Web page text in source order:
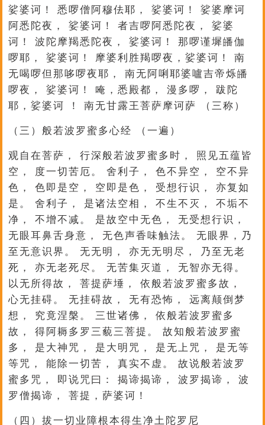
娑婆诃！ 悉啰僧阿穆佉耶， 娑婆诃！ 娑婆摩诃
阿悉陀夜， 娑婆诃！ 者吉啰阿悉陀夜， 娑婆
诃！ 波陀摩羯悉陀夜， 娑婆诃！ 那啰谨墀皤伽
啰耶， 娑婆诃！ 摩婆利胜羯啰夜，娑婆诃！ 南
无喝啰但那哆啰夜耶， 南无阿唎耶婆嚧吉帝烁皤
啰夜， 娑婆诃！ 唵，悉殿都， 漫多啰， 跋陀
耶，娑婆诃 ！ 南无甘露王菩萨摩诃萨 （三称）
（三）般若波罗蜜多心经 （一遍）
观自在菩萨， 行深般若波罗蜜多时， 照见五蕴皆
空， 度一切苦厄。 舍利子， 色不异空， 空不异
色， 色即是空， 空即是色， 受想行识， 亦复如
是。 舍利子， 是诸法空相， 不生不灭， 不垢不
净， 不增不减。 是故空中无色， 无受想行识，
无眼耳鼻舌身意， 无色声香味触法。 无眼界，乃
至无意识界。 无无明， 亦无无明尽， 乃至无老
死， 亦无老死尽。 无苦集灭道， 无智亦无得。
以无所得故， 菩提萨埵， 依般若波罗蜜多故，
心无挂碍。 无挂碍故， 无有恐怖， 远离颠倒梦
想， 究竟涅槃。 三世诸佛， 依般若波罗蜜多
故， 得阿耨多罗三藐三菩提。 故知般若波罗蜜
多， 是大神咒， 是大明咒， 是无上咒， 是无等
等咒， 能除一切苦， 真实不虚。 故说般若波罗
蜜多咒， 即说咒曰： 揭谛揭谛， 波罗揭谛， 波
罗僧揭谛， 菩提，萨婆诃！
（四）拔一切业障根本得生净土陀罗尼